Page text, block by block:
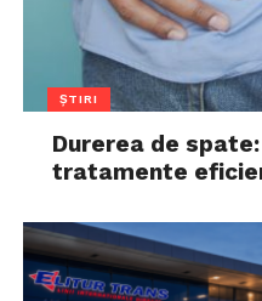
ȘTIRI
Durerea de
tratamente